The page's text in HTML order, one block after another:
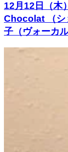
12月12日（木
Chocolat （シ
子（ヴォーカル